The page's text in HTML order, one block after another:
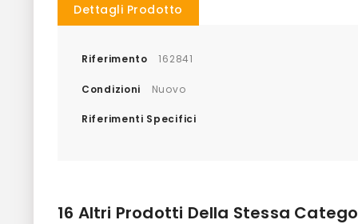
Dettagli Prodotto
Riferimento 162841
Condizioni Nuovo
Riferimenti Specifici
16 Altri Prodotti Della Stessa